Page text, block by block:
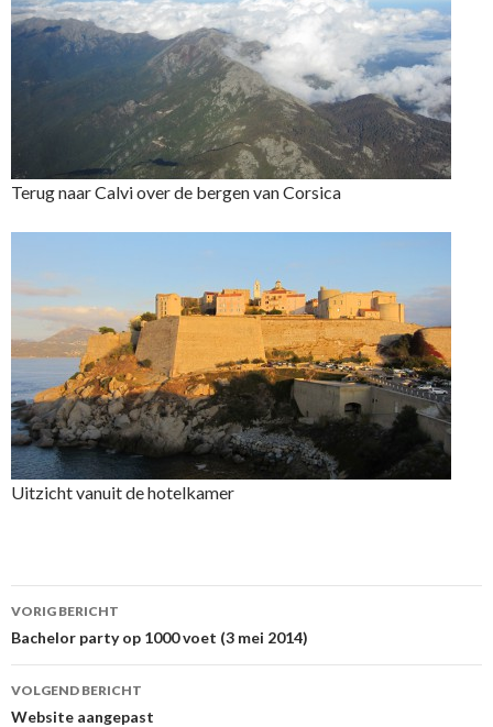
Terug naar Calvi over de bergen van Corsica
Uitzicht vanuit de hotelkamer
Berichtnavigatie
VORIG BERICHT
Bachelor party op 1000 voet (3 mei 2014)
VOLGEND BERICHT
Website aangepast